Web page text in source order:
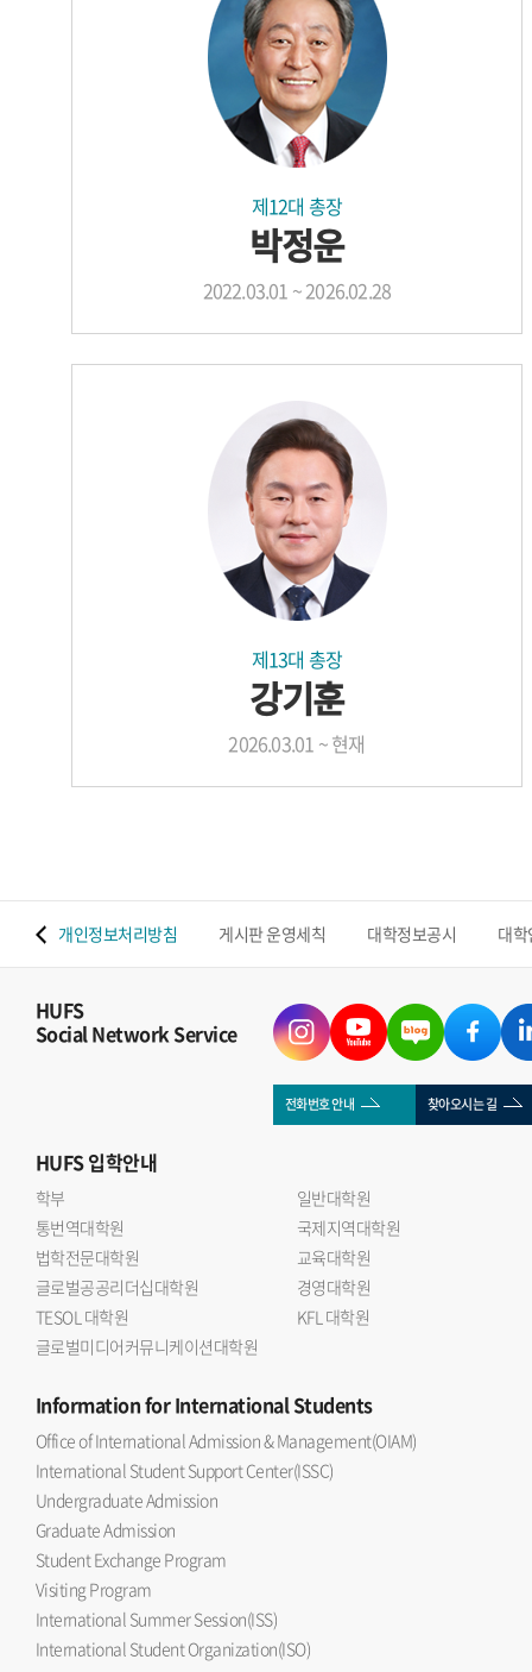
제12대 총장
박정운
2022.03.01 ~ 2026.02.28
제13대 총장
강기훈
2026.03.01 ~ 현재
개인정보처리방침 게시판 운영세칙 대학정보공시 대
HUFS
Social Network Service
전화번호 안내 찾아오시는 길
HUFS입학안내
학부
일반대학원
통번역대학원
국제지역대학원
법학전문대학원
교육대학원
글로벌공공리더십대학원
경영대학원
TESOL 대학원
KFL 대학원
글로벌미디어커뮤니케이션대학원
Informationfor International Students
Office of International Admission & Management(OIAM)
International Student Support Center(ISSC)
Undergraduate Admission
Graduate Admission
Student Exchange Program
Visiting Program
International Summer Session(ISS)
International Student Organization(ISO)